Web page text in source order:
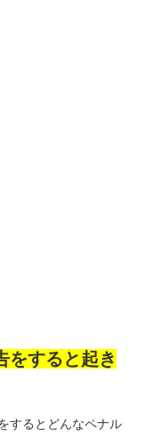
をすると起き
するとどんなペナル